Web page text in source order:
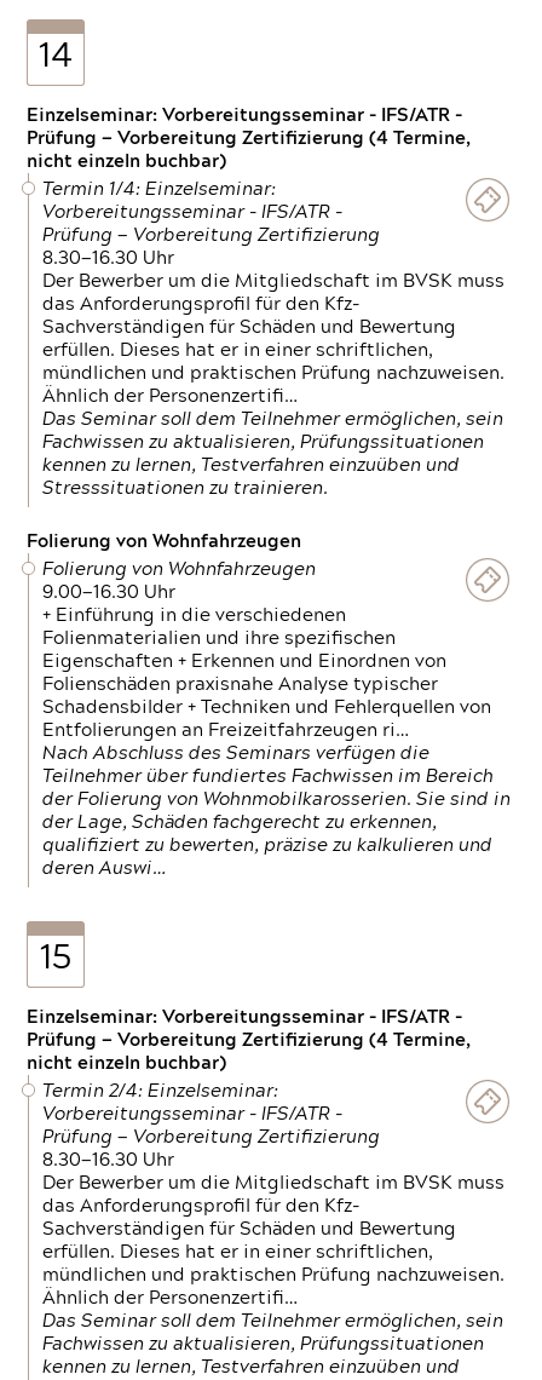
14
Einzelseminar: Vorbereitungsseminar - IFS/ATR -
Prüfung — Vorbereitung Zertifizierung (4 Termine,
nicht einzeln buchbar)
Termin 1/4: Einzelseminar:
Vorbereitungsseminar - IFS/ATR -
Prüfung — Vorbereitung Zertifizierung
8.30—16.30 Uhr
Der Bewerber um die Mitgliedschaft im BVSK muss
das Anforderungsprofil für den Kfz-
Sachverständigen für Schäden und Bewertung
erfüllen. Dieses hat er in einer schriftlichen,
mündlichen und praktischen Prüfung nachzuweisen.
Ähnlich der Personenzertifi…
Das Seminar soll dem Teilnehmer ermöglichen, sein
Fachwissen zu aktualisieren, Prüfungssituationen
kennen zu lernen, Testverfahren einzuüben und
Stresssituationen zu trainieren.
Folierung von Wohnfahrzeugen
Folierung von Wohnfahrzeugen
9.00—16.30 Uhr
+ Einführung in die verschiedenen
Folienmaterialien und ihre spezifischen
Eigenschaften + Erkennen und Einordnen von
Folienschäden praxisnahe Analyse typischer
Schadensbilder + Techniken und Fehlerquellen von
Entfolierungen an Freizeitfahrzeugen ri…
Nach Abschluss des Seminars verfügen die
Teilnehmer über fundiertes Fachwissen im Bereich
der Folierung von Wohnmobilkarosserien. Sie sind in
der Lage, Schäden fachgerecht zu erkennen,
qualifiziert zu bewerten, präzise zu kalkulieren und
deren Auswi…
15
Einzelseminar: Vorbereitungsseminar - IFS/ATR -
Prüfung — Vorbereitung Zertifizierung (4 Termine,
nicht einzeln buchbar)
Termin 2/4: Einzelseminar:
Vorbereitungsseminar - IFS/ATR -
Prüfung — Vorbereitung Zertifizierung
8.30—16.30 Uhr
Der Bewerber um die Mitgliedschaft im BVSK muss
das Anforderungsprofil für den Kfz-
Sachverständigen für Schäden und Bewertung
erfüllen. Dieses hat er in einer schriftlichen,
mündlichen und praktischen Prüfung nachzuweisen.
Ähnlich der Personenzertifi…
Das Seminar soll dem Teilnehmer ermöglichen, sein
Fachwissen zu aktualisieren, Prüfungssituationen
kennen zu lernen, Testverfahren einzuüben und